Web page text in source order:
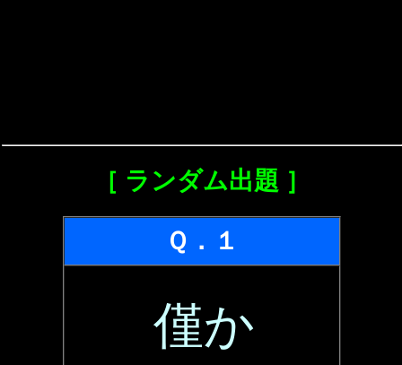
［ ランダム出題 ］
Ｑ．１
僅か